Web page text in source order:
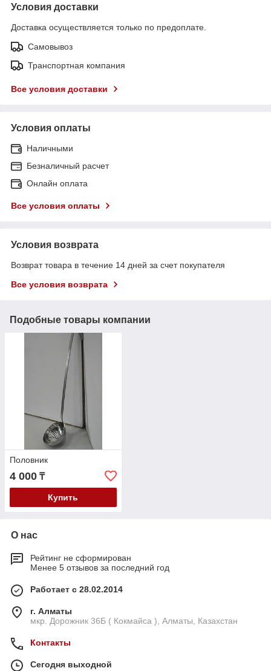
Условия доставки
Доставка осуществляется только по предоплате.
Самовывоз
Транспортная компания
Все условия доставки
Условия оплаты
Наличными
Безналичный расчет
Онлайн оплата
Все условия оплаты
Условия возврата
Возврат товара в течение 14 дней за счет покупателя
Все условия возврата
Подобные товары компании
Половник
4 000 ₸
Купить
О нас
Рейтинг не сформирован
Менее 5 отзывов за последний год
Работает с 28.02.2014
г. Алматы
мкр. Дорожник 36Б ( Кокмайса ), Алматы, Казахстан
Контакты
Сегодня выходной